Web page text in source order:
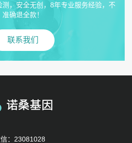
，安全无创，8年专业服务经验，不
准确退全款！
联系我们
：23081028